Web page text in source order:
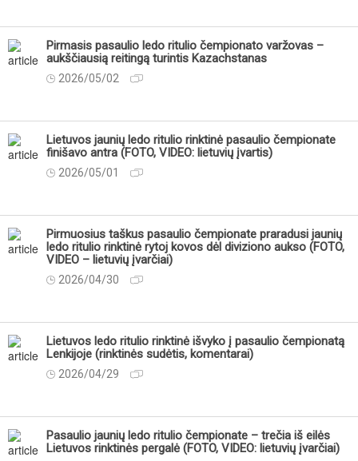
Pirmasis pasaulio ledo ritulio čempionato varžovas –
aukščiausią reitingą turintis Kazachstanas
2026/05/02
Lietuvos jaunių ledo ritulio rinktinė pasaulio čempionate
finišavo antra (FOTO, VIDEO: lietuvių įvartis)
2026/05/01
Pirmuosius taškus pasaulio čempionate praradusi jaunių
ledo ritulio rinktinė rytoj kovos dėl diviziono aukso (FOTO,
VIDEO – lietuvių įvarčiai)
2026/04/30
Lietuvos ledo ritulio rinktinė išvyko į pasaulio čempionatą
Lenkijoje (rinktinės sudėtis, komentarai)
2026/04/29
Pasaulio jaunių ledo ritulio čempionate – trečia iš eilės
Lietuvos rinktinės pergalė (FOTO, VIDEO: lietuvių įvarčiai)